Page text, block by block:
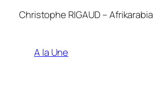
Christophe RIGAUD – Afrikarabia
A la Une